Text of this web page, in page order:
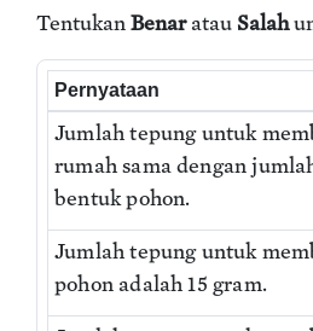
TentukanBenaratau Salah
Pernyataan
Jumlah tepung untuk
rumah sama dengan
bentuk pohon.
Jumlah tepung untuk
pohon adalah 15 gram.